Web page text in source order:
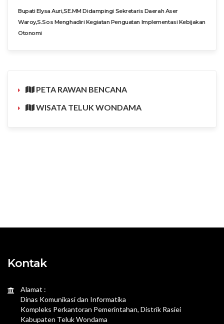
Bupati Elysa Auri,SE.MM Didampingi Sekretaris Daerah Aser
Waroy,S.Sos Menghadiri Kegiatan Penguatan Implementasi Kebijakan
Otonomi
PETA RAWAN BENCANA
WISATA TELUK WONDAMA
Kontak
Alamat :
Dinas Komunikasi dan Informatika
Kompleks Perkantoran Pemerintahan, Distrik Rasiei
Kabupaten Teluk Wondama